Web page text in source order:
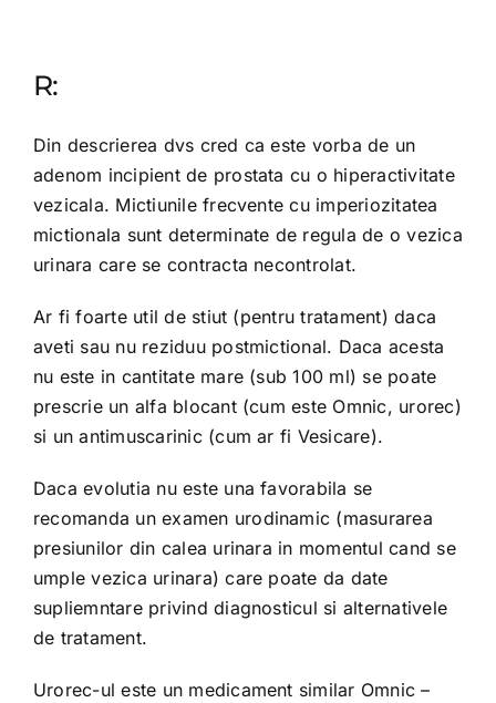
R:
Din descrierea dvs cred ca este vorba de un
adenom incipient de prostata cu o hiperactivitate
vezicala. Mictiunile frecvente cu imperiozitatea
mictionala sunt determinate de regula de o vezica
urinara care se contracta necontrolat.
Ar fi foarte util de stiut (pentru tratament) daca
aveti sau nu reziduu postmictional. Daca acesta
nu este in cantitate mare (sub 100 ml) se poate
prescrie un alfa blocant (cum este Omnic, urorec)
si un antimuscarinic (cum ar fi Vesicare).
Daca evolutia nu este una favorabila se
recomanda un examen urodinamic (masurarea
presiunilor din calea urinara in momentul cand se
umple vezica urinara) care poate da date
supliemntare privind diagnosticul si alternativele
de tratament.
Urorec-ul este un medicament similar Omnic –